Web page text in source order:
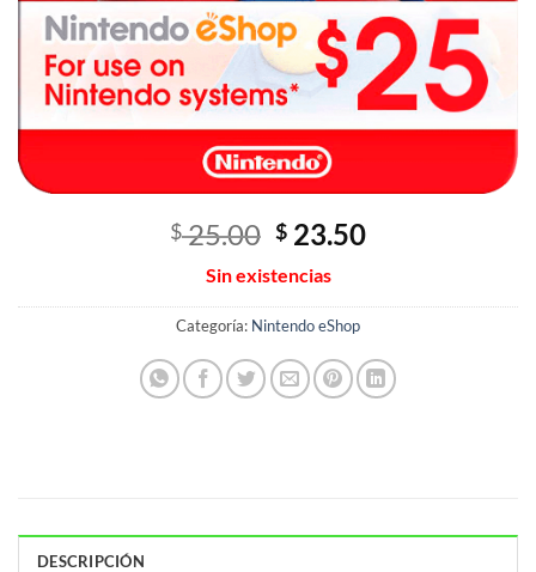
$25.00 El
precio
original
era:
$ 23.50El
es:
Sin existencias
Categoría: Nintendo eShop
DESCRIPCIÓN